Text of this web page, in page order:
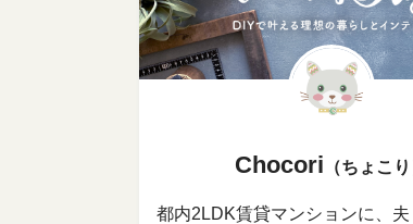
Chocori （ちょこり
都内2LDK賃貸マンションに、